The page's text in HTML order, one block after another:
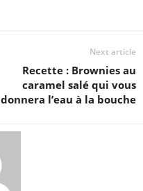
Next article
Recette : Brownies au
caramel salé qui vous
donnera l’eau à la bouche